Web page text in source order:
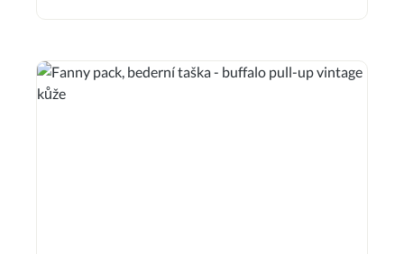
Materiál: hovězí kůže Vnější rozměry: cca 20,0 x 13,0 cm